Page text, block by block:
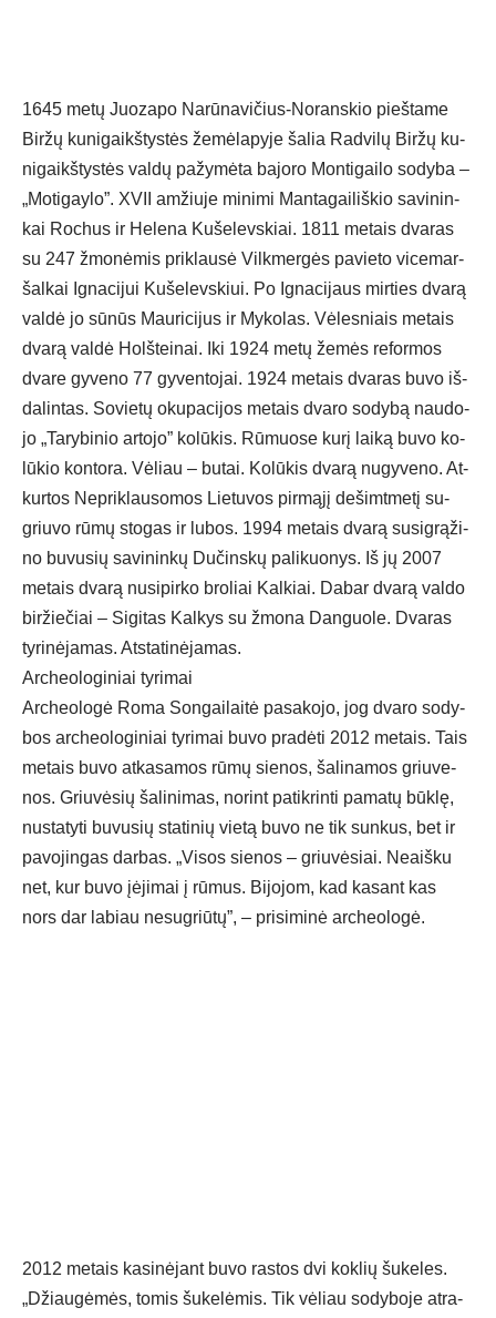
1645 me­tų Juo­za­po Na­rū­na­vi­čius-No­rans­kio pieš­ta­me
Bir­žų ku­ni­gaikš­tys­tės že­mė­la­py­je ša­lia Rad­vi­lų Bir­žų ku­
ni­gaikš­tys­tės val­dų pa­žy­mė­ta ba­jo­ro Mon­ti­gai­lo so­dy­ba –
„Mo­ti­gay­lo”. XVII am­žiu­je mi­ni­mi Man­ta­gai­liš­kio sa­vi­nin­
kai Ro­chus ir He­le­na Ku­še­levs­kiai. 1811 me­tais dva­ras
su 247 žmo­nė­mis pri­klau­sė Vilk­mer­gės pa­vie­to vi­ce­mar­
šal­kai Ig­na­ci­jui Ku­še­levs­kiui. Po Ig­na­ci­jaus mir­ties dva­rą
val­dė jo sū­nūs Mau­ri­ci­jus ir My­ko­las. Vė­les­niais me­tais
dva­rą val­dė Holš­tei­nai. Iki 1924 me­tų že­mės re­for­mos
dva­re gy­ve­no 77 gy­ven­to­jai. 1924 me­tais dva­ras bu­vo iš­
da­lin­tas. So­vie­tų oku­pa­ci­jos me­tais dva­ro so­dy­bą nau­do­
jo „Ta­ry­bi­nio ar­to­jo” ko­lū­kis. Rū­muo­se ku­rį lai­ką bu­vo ko­
lū­kio kon­to­ra. Vė­liau – bu­tai. Ko­lū­kis dva­rą nu­gy­ve­no. At­
kur­tos Nep­rik­lau­so­mos Lie­tu­vos pir­mą­jį de­šimt­me­tį su­
griu­vo rū­mų sto­gas ir lu­bos. 1994 me­tais dva­rą su­si­grą­ži­
no bu­vu­sių sa­vi­nin­kų Du­čins­kų pa­li­kuo­nys. Iš jų 2007
me­tais dva­rą nu­si­pir­ko bro­liai Kal­kiai. Da­bar dva­rą val­do
bir­žie­čiai – Si­gi­tas Kal­kys su žmo­na Dan­guo­le. Dva­ras
ty­ri­nė­ja­mas. Ats­ta­ti­nė­ja­mas.
Ar­cheo­lo­gi­niai ty­ri­mai
Ar­cheo­lo­gė Ro­ma Son­gai­lai­tė pa­sa­ko­jo, jog dva­ro so­dy­
bos ar­cheo­lo­gi­niai ty­ri­mai bu­vo pra­dė­ti 2012 me­tais. Tais
me­tais bu­vo at­ka­sa­mos rū­mų sie­nos, ša­li­na­mos griu­ve­
nos. Griu­vė­sių ša­li­ni­mas, no­rint pa­tik­rin­ti pa­ma­tų būk­lę,
nu­sta­ty­ti bu­vu­sių sta­ti­nių vie­tą bu­vo ne tik sun­kus, bet ir
pa­vo­jin­gas dar­bas. „Vi­sos sie­nos – griu­vė­siai. Neaiš­ku
net, kur bu­vo įė­ji­mai į rū­mus. Bi­jo­jom, kad ka­sant kas
nors dar la­biau ne­sug­riū­tų”, – pri­si­mi­nė ar­cheo­lo­gė.
2012 me­tais ka­si­nė­jant bu­vo ras­tos dvi kok­lių šu­ke­les.
„Džiau­gė­mės, to­mis šu­ke­lė­mis. Tik vė­liau so­dy­bo­je at­ra­